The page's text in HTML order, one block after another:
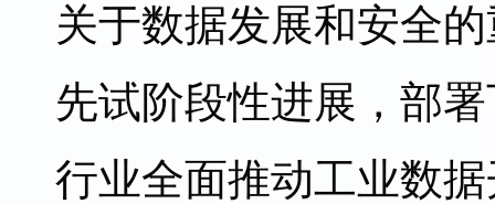
关于数据发展和安全
先试阶段性进展，部
行业全面推动工业数